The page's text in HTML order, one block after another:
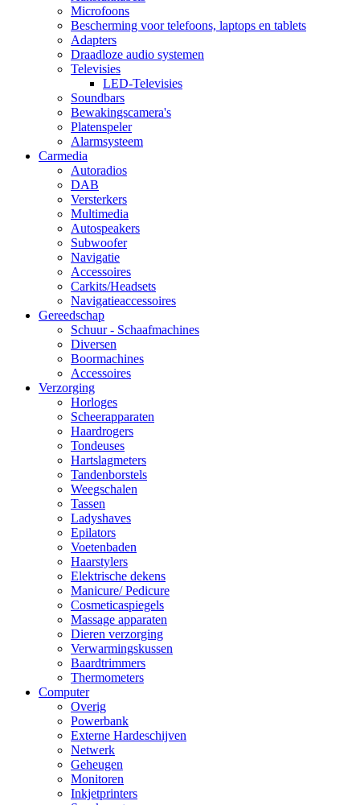
Microfoons
Bescherming voor telefoons, laptops en tablets
Adapters
Draadloze audio systemen
Televisies
LED-Televisies
Soundbars
Bewakingscamera's
Platenspeler
Alarmsysteem
Carmedia
Autoradios
DAB
Versterkers
Multimedia
Autospeakers
Subwoofer
Navigatie
Accessoires
Carkits/Headsets
Navigatieaccessoires
Gereedschap
Schuur - Schaafmachines
Diversen
Boormachines
Accessoires
Verzorging
Horloges
Scheerapparaten
Haardrogers
Tondeuses
Hartslagmeters
Tandenborstels
Weegschalen
Tassen
Ladyshaves
Epilators
Voetenbaden
Haarstylers
Elektrische dekens
Manicure/ Pedicure
Cosmeticaspiegels
Massage apparaten
Dieren verzorging
Verwarmingskussen
Baardtrimmers
Thermometers
Computer
Overig
Powerbank
Externe Hardeschijven
Netwerk
Geheugen
Monitoren
Inkjetprinters